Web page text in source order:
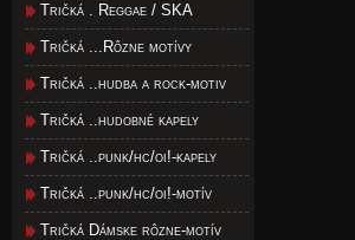
Tričká . Reggae / SKA
Tričká ...Rôzne motívy
Tričká ..hudba a rock-motiv
Tričká ..hudobné kapely
Tričká ..punk/hc/oi!-kapely
Tričká ..punk/hc/oi!-motív
Tričká Dámske rôzne-motív